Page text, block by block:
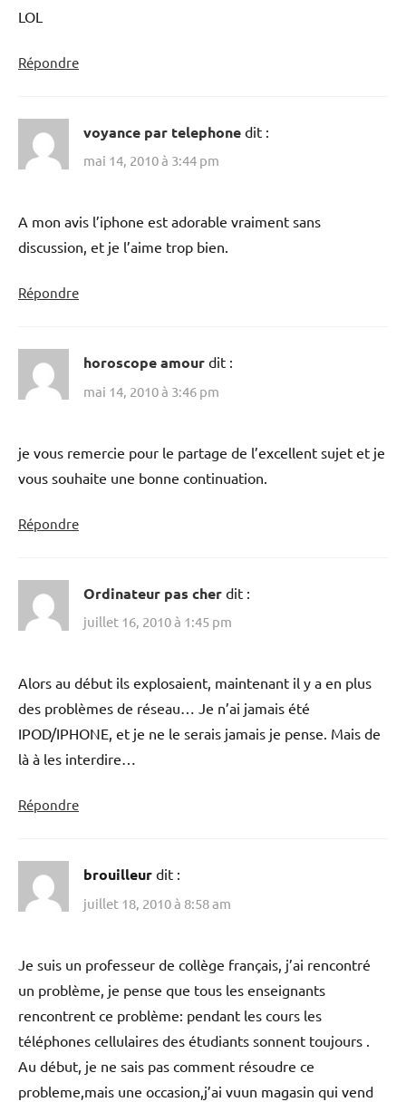
LOL
Répondre
voyance par telephone dit :
mai 14, 2010 à 3:44 pm
A mon avis l’iphone est adorable vraiment sans
discussion, et je l’aime trop bien.
Répondre
horoscope amour dit :
mai 14, 2010 à 3:46 pm
je vous remercie pour le partage de l’excellent sujet et je
vous souhaite une bonne continuation.
Répondre
Ordinateur pas cher dit :
juillet 16, 2010 à 1:45 pm
Alors au début ils explosaient, maintenant il y a en plus
des problèmes de réseau… Je n’ai jamais été
IPOD/IPHONE, et je ne le serais jamais je pense. Mais de
là à les interdire…
Répondre
brouilleur dit :
juillet 18, 2010 à 8:58 am
Je suis un professeur de collège français, j’ai rencontré
un problème, je pense que tous les enseignants
rencontrent ce problème: pendant les cours les
téléphones cellulaires des étudiants sonnent toujours .
Au début, je ne sais pas comment résoudre ce
probleme,mais une occasion,j’ai vuun magasin qui vend